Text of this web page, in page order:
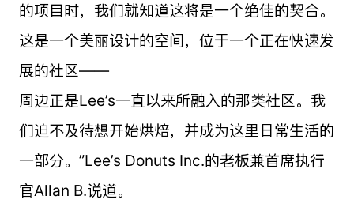
的项目时，我们就知道这将是一个绝佳的契合。
这是一个美丽设计的空间，位于一个正在快速发
展的社区——
周边正是Lee’s一直以来所融入的那类社区。我
们迫不及待想开始烘焙，并成为这里日常生活的
一部分。”Lee’s Donuts Inc.的老板兼首席执行
官Allan B.说道。